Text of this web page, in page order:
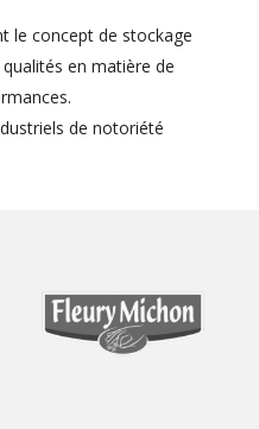
le concept de stockage
en matière de
de notoriété